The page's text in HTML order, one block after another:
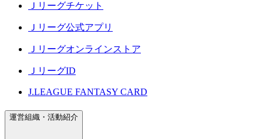
Ｊリーグチケット
Ｊリーグ公式アプリ
Ｊリーグオンラインストア
ＪリーグID
J.LEAGUE FANTASY CARD
運営組織・活動紹介